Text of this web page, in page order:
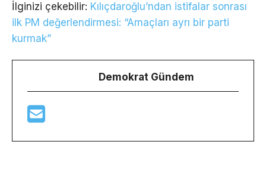
İlginizi çekebilir: Kılıçdaroğlu’ndan istifalar sonrası
ilk PM değerlendirmesi: “Amaçları ayrı bir parti
kurmak”
Demokrat Gündem